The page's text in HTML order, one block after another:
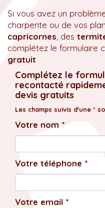
Si vous avez un
charpente ou de vos
capricornes , des
complétez le formulaire
gratuit
Complétez le
recontacté
devis gratuits
Les champs suivis d'une *
Votre nom *
Votre téléphone *
Votre email *